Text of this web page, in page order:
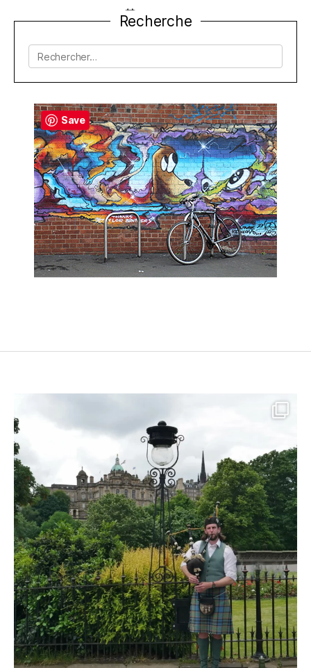
Date
de
15 mai 2010
Recherche
Rechercher :
Save